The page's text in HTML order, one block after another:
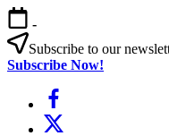
Skip
to
content
-
Subscribe to our
Subscribe Now!
Facebook
X